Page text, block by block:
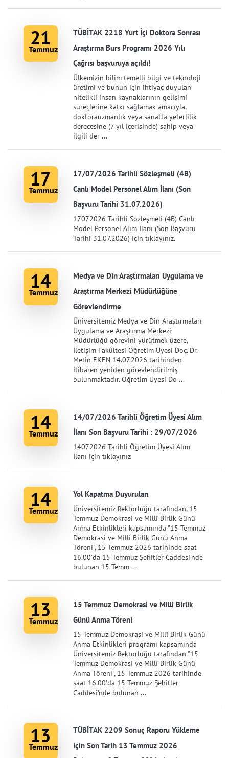
21
Temmuz
TÜBİTAK 2218 Yurt İçi Doktora Sonrası
Araştırma Burs Programı 2026 Yılı
Çağrısı başvuruya açıldı!
Ülkemizin bilim temelli bilgi ve teknoloji
üretimi ve bunun için ihtiyaç duyulan
nitelikli insan kaynaklarının gelişimi
süreçlerine katkı sağlamak amacıyla,
doktorauzmanlık veya sanatta yeterlilik
derecesine (7 yıl içerisinde) sahip veya
ilgili der ...
17
Temmuz
17/07/2026 Tarihli Sözleşmeli (4B)
Canlı Model Personel Alım İlanı (Son
Başvuru Tarihi 31.07.2026)
17072026 Tarihli Sözleşmeli (4B) Canlı
Model Personel Alım İlanı (Son Başvuru
Tarihi 31.07.2026) için tıklayınız.
14
Temmuz
Medya ve Din Araştırmaları Uygulama ve
Araştırma Merkezi Müdürlüğüne
Görevlendirme
Üniversitemiz Medya ve Din Araştırmaları
Uygulama ve Araştırma Merkezi
Müdürlüğü görevini yürütmek üzere,
İletişim Fakültesi Öğretim Üyesi Doç. Dr.
Metin EKEN 14.07.2026 tarihinden
itibaren yeniden görevlendirilmiş
bulunmaktadır. Öğretim Üyesi Do ...
14
Temmuz
14/07/2026 Tarihli Öğretim Üyesi Alım
İlanı Son Başvuru Tarihi : 29/07/2026
14072026 Tarihli Öğretim Üyesi Alım
İlanı için tıklayınız
14
Temmuz
Yol Kapatma Duyuruları
Üniversitemiz Rektörlüğü tarafından, 15
Temmuz Demokrasi ve Millî Birlik Günü
Anma Etkinlikleri kapsamında "15 Temmuz
Demokrasi ve Millî Birlik Günü Anma
Töreni", 15 Temmuz 2026 tarihinde saat
16.00'da 15 Temmuz Şehitler Caddesi'nde
bulunan 15 Temm ...
13
Temmuz
15 Temmuz Demokrasi ve Milli Birlik
Günü Anma Töreni
15 Temmuz Demokrasi ve Millî Birlik Günü
Anma Etkinlikleri programı kapsamında
Üniversitemiz Rektörlüğü tarafından "15
Temmuz Demokrasi ve Millî Birlik Günü
Anma Töreni", 15 Temmuz 2026 tarihinde
saat 16.00'da 15 Temmuz Şehitler
Caddesi'nde bulunan ...
13
Temmuz
TÜBİTAK 2209 Sonuç Raporu Yükleme
için Son Tarih 13 Temmuz 2026